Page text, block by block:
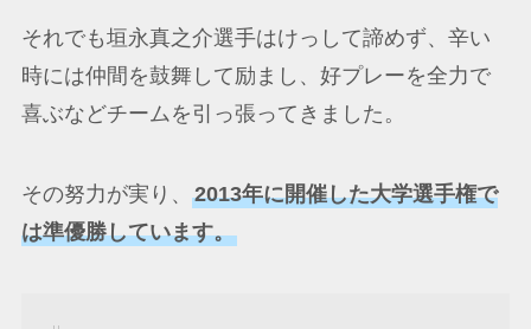
それでも垣永真之介選手はけっして諦めず、辛い
時には仲間を鼓舞して励まし、好プレーを全力で
喜ぶなどチームを引っ張ってきました。
その努力が実り、 2013年に開催した大学選手権で
は準優勝しています。